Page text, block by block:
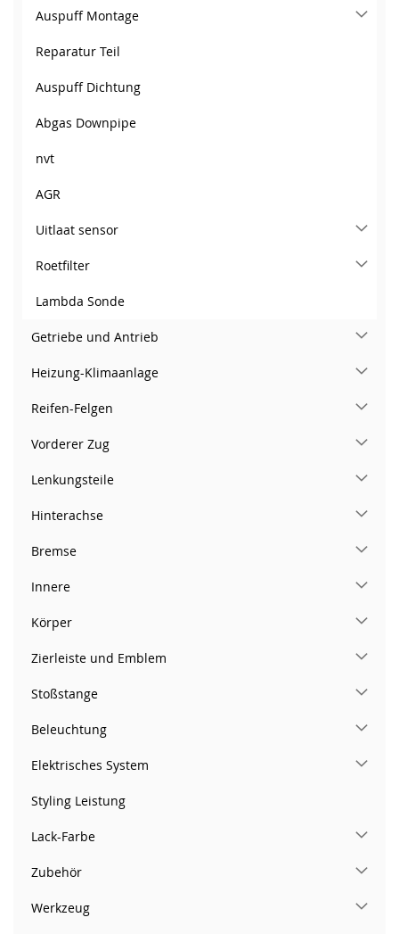
Auspuff Montage
Reparatur Teil
Auspuff Dichtung
Abgas Downpipe
nvt
AGR
Uitlaat sensor
Roetfilter
Lambda Sonde
Getriebe und Antrieb
Heizung-Klimaanlage
Reifen-Felgen
Vorderer Zug
Lenkungsteile
Hinterachse
Bremse
Innere
Körper
Zierleiste und Emblem
Stoßstange
Beleuchtung
Elektrisches System
Styling Leistung
Lack-Farbe
Zubehör
Werkzeug